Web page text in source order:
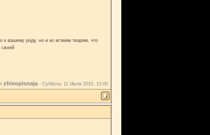
к вашему роду, но и ко всяким тварям, что
своей
zhivopisnaja- Суббота, 11 Июля 2015, 15:00